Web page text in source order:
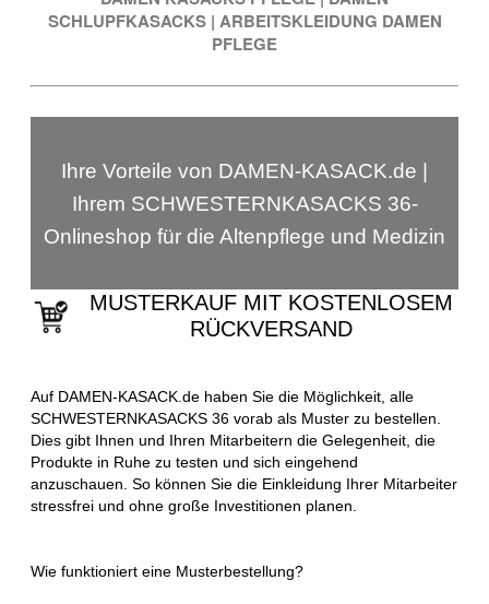
SCHLUPFKASACKS | ARBEITSKLEIDUNG DAMEN
PFLEGE
Ihre Vorteile von DAMEN-KASACK.de |
Ihrem SCHWESTERNKASACKS 36-
Onlineshop für die Altenpflege und Medizin
MUSTERKAUF MIT KOSTENLOSEM
RÜCKVERSAND
Auf DAMEN-KASACK.de haben Sie die Möglichkeit, alle
SCHWESTERNKASACKS 36 vorab als Muster zu bestellen.
Dies gibt Ihnen und Ihren Mitarbeitern die Gelegenheit, die
Produkte in Ruhe zu testen und sich eingehend
anzuschauen. So können Sie die Einkleidung Ihrer Mitarbeiter
stressfrei und ohne große Investitionen planen.
Wie funktioniert eine Musterbestellung?